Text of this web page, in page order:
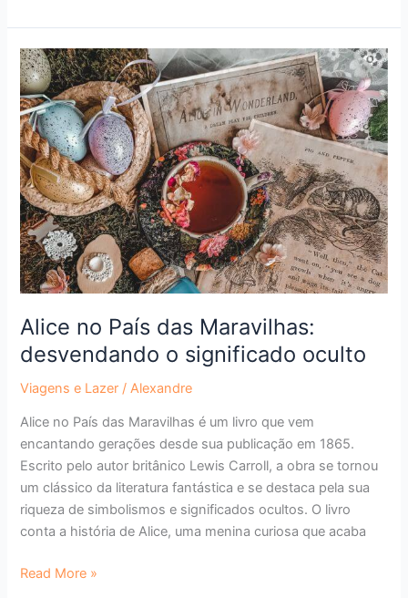
Alice no País das Maravilhas:
desvendando o significado oculto
Viagens e Lazer /Alexandre
Alice no País das Maravilhas é um livro que vem
encantando gerações desde sua publicação em 1865.
Escrito pelo autor britânico Lewis Carroll, a obra se tornou
um clássico da literatura fantástica e se destaca pela sua
riqueza de simbolismos e significados ocultos. O livro
conta a história de Alice, uma menina curiosa que acaba
Alice
no
País
das
Maravilhas:
desvendando
o
significado
oculto
Read More »